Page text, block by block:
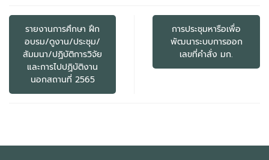
แนะแนว
เรื่อง
รายงานการศึกษา ฝึก
อบรม/ดูงาน/ประชุม/
สัมมนา/ปฏิบัติการวิจัย
และการไปปฏิบัติงาน
นอกสถานที่ 2565
การประชุมหารือเพื่อ
พัฒนาระบบการออก
เลขที่คำสั่ง มก.